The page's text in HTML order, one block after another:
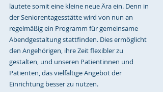
läutete somit eine kleine neue Ära ein. Denn in
der Seniorentagesstätte wird von nun an
regelmäßig ein Programm für gemeinsame
Abendgestaltung stattfinden. Dies ermöglicht
den Angehörigen, ihre Zeit flexibler zu
gestalten, und unseren Patientinnen und
Patienten, das vielfältige Angebot der
Einrichtung besser zu nutzen.